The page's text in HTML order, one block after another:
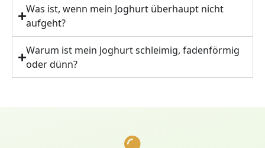
Was ist, wenn mein Joghurt überhaupt nicht
aufgeht?
Warum ist mein Joghurt schleimig, fadenförmig
oder dünn?